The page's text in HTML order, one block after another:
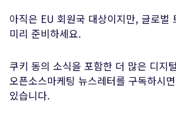
아직은 EU 회원국 대상이지만, 글로벌
미리 준비하세요.
쿠키 동의 소식을 포함한 더 많은 디지
오픈소스마케팅 뉴스레터를 구독하시
있습니다.